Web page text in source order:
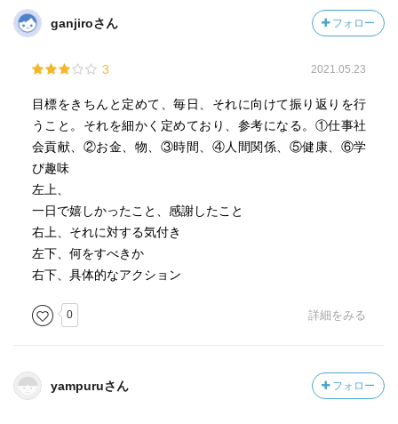
ganjiroさん フォロー
3 2021.05.23
目標をきちんと定めて、毎日、それに向けて振り返りを行
うこと。それを細かく定めており、参考になる。①仕事社
会貢献、②お金、物、③時間、④人間関係、⑤健康、⑥学
び趣味
左上、
一日で嬉しかったこと、感謝したこと
右上、それに対する気付き
左下、何をすべきか
右下、具体的なアクション
0 詳細をみる
yampuruさん フォロー